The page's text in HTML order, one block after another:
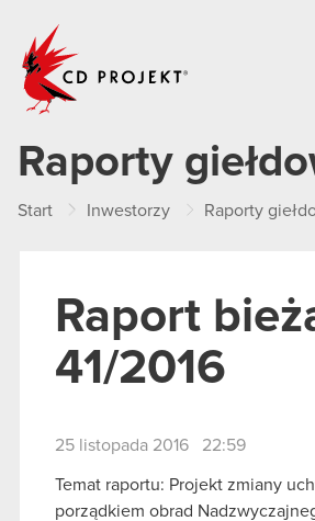
Raporty
Start Inwestorzy Raporty
Raport
41/2016
25 listopada 2016 22:59
Temat raportu: Projekt zmiany
porządkiem obrad